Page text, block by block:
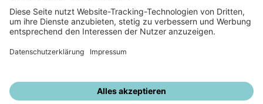
Unsere weiteren Angebote
IBC SOLAR Webseite